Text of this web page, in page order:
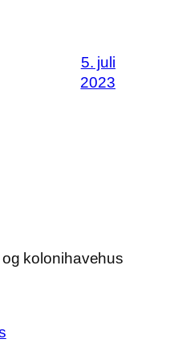
5. juli
2023
kolonihavehus